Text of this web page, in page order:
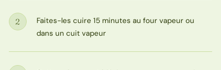
Étape
2
Faites-les cuire 15 minutes au four vapeur ou
dans un cuit vapeur